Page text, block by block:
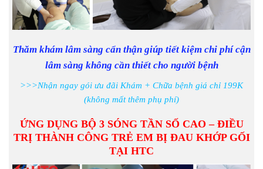
Thăm khám lâm sàng cẩn thận giúp tiết kiệm chi phí cận
lâm sàng không cần thiết cho người bệnh
>>>Nhận ngay gói ưu đãi Khám + Chữa bệnh giá chỉ 199K
(không mất thêm phụ phí)
ỨNG DỤNG BỘ 3 SÓNG TẦN SỐ CAO – ĐIỀU
TRỊ THÀNH CÔNG TRẺ EM BỊ ĐAU KHỚP GỐI
TẠI HTC